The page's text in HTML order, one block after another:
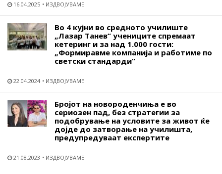
16.04.2025 ИЗДВОЈУВАМЕ
Во 4 кујни во средното училиште
„Лазар Танев“ учениците спремаат
кетеринг и за над 1.000 гости:
„Формиравме компанија и работиме по
светски стандарди“
22.04.2024 ИЗДВОЈУВАМЕ
Бројот на новороденчиња е во
сериозен пад, без стратегии за
подобрување на условите за живот ќе
дојде до затворање на училишта,
предупредуваат експертите
21.08.2023 ИЗДВОЈУВАМЕ